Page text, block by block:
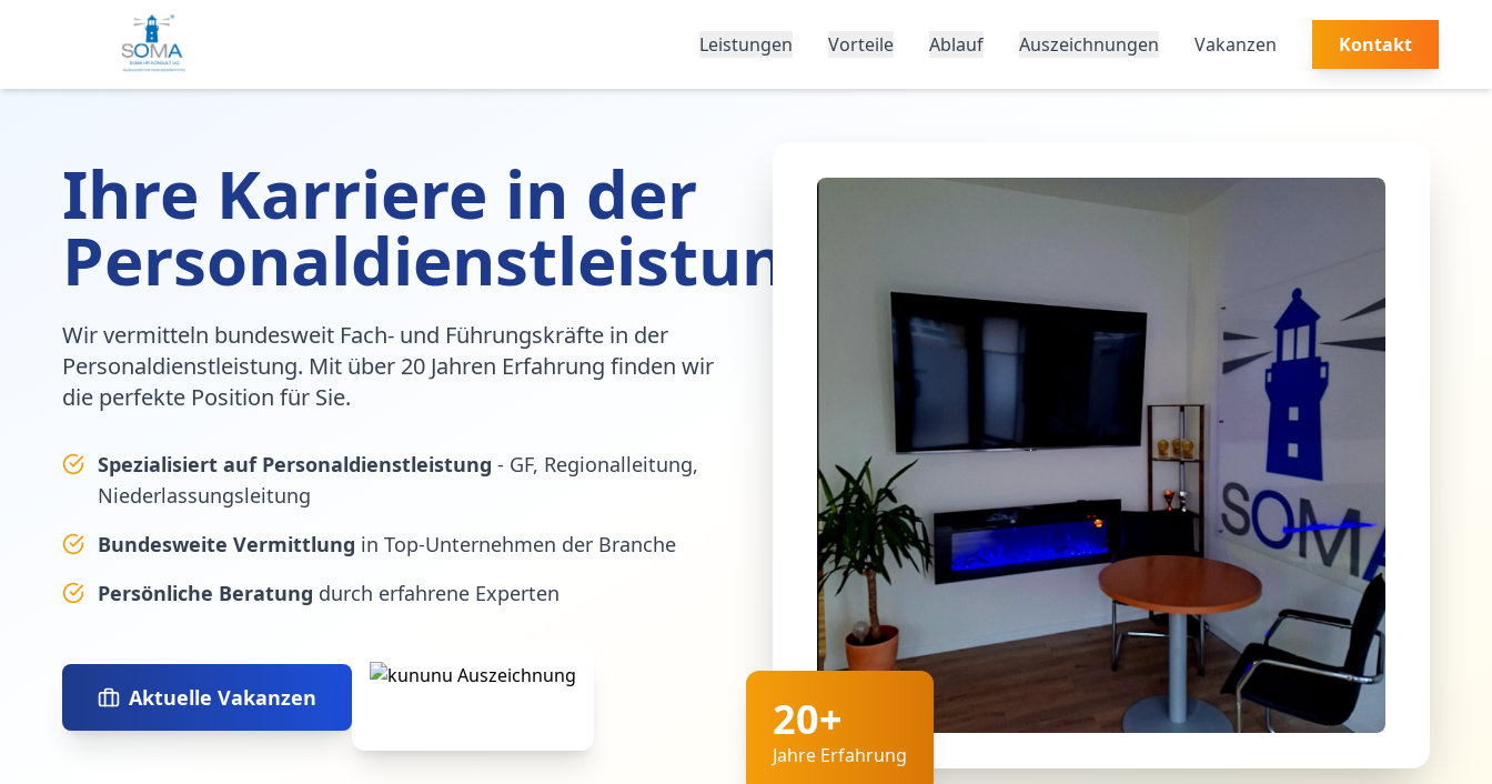
Leistungen Vorteile Ablauf Auszeichnungen Vakanzen Kontakt
Ihre Karriere in der
Personaldienstleistung
Wir vermitteln bundesweit Fach- und Führungskräfte in der
Personaldienstleistung. Mit über 20 Jahren Erfahrung finden wir
die perfekte Position für Sie.
Spezialisiert auf Personaldienstleistung - GF, Regionalleitung,
Niederlassungsleitung
Bundesweite Vermittlung in Top-Unternehmen der Branche
Persönliche Beratung durch erfahrene Experten
Aktuelle Vakanzen 20+
Jahre Erfahrung